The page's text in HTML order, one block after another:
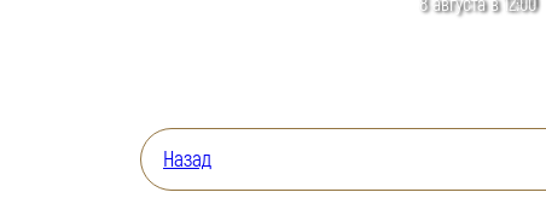
Назад